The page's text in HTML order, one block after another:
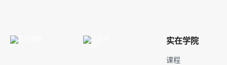
实在学院
课程